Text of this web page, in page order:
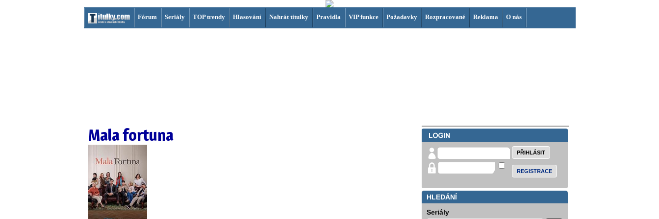
Fórum Seriály TOP trendy Hlasování Nahrát titulky Pravidla VIP funkce Požadavky Rozpracované Reklama O nás
Mala fortuna
REGISTRACE
HLEDÁNÍ
Seriály